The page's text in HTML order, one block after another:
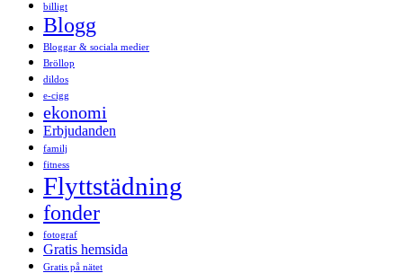
billigt
Blogg
Bloggar & sociala medier
Bröllop
dildos
e-cigg
ekonomi
Erbjudanden
familj
fitness
Flyttstädning
fonder
fotograf
Gratis hemsida
Gratis på nätet